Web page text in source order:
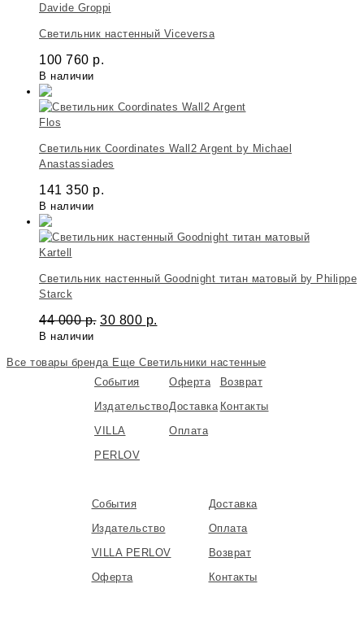
Davide Groppi
Светильник настенный Viceversa
100 760 р.
В наличии
Flos
Светильник Coordinates Wall2 Argent by Michael
Anastassiades
141 350 р.
В наличии
Kartell
Светильник настенный Goodnight титан матовый by Philippe
Starck
44 000р. 30 800 р.
В наличии
Все товары бренда Еще Светильники настенные
События
Издательство
VILLA
PERLOV
Оферта
Доставка
Оплата
Возврат
Контакты
События
Издательство
VILLA PERLOV
Оферта
Доставка
Оплата
Возврат
Контакты